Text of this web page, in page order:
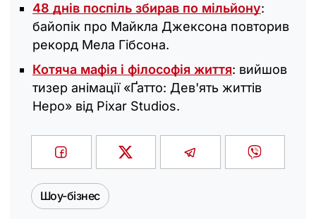
48 днів поспіль збирав по мільйону:
байопік про Майкла Джексона повторив
рекорд Мела Гібсона.
Котяча мафія і філософія життя: вийшов
тизер анімації «Ґатто: Дев'ять життів
Неро» від Pixar Studios.
Шоу-бізнес